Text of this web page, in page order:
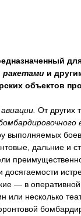
ракетами и
объектов
От других
выполняемых
дальние и
— в
или несколько